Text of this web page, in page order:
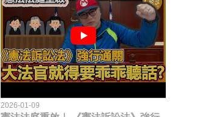
2026-01-09